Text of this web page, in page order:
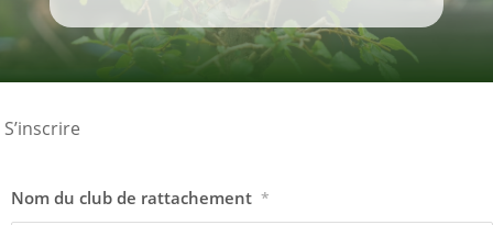
S’inscrire
Nom du club de rattachement *